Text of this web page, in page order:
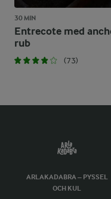
30 MIN
Entrecote med
rub
(73)
ARLAKADABRA – PYSSEL
OCH KUL